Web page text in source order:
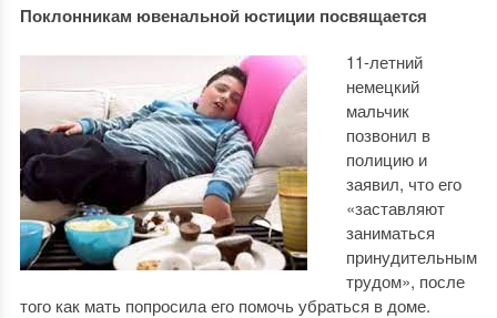
Поклонникам ювенальной юстиции посвящается
11-летний
немецкий
мальчик
позвонил в
полицию и
заявил, что его
«заставляют
заниматься
принудительным
трудом», после
того как мать попросила его помочь убраться в доме.